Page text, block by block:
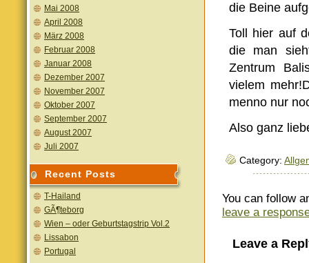
Mai 2008
April 2008
März 2008
Februar 2008
Januar 2008
Dezember 2007
November 2007
Oktober 2007
September 2007
August 2007
Juli 2007
Recent Posts
T-Hailand
GÃ¶teborg
Wien – oder Geburtstagstrip Vol.2
Lissabon
Portugal
die Beine
Toll hier auf
die man
Zentrum
vielem
menno nur
Also ganz
Category:
You can follow
leave a
Leave a